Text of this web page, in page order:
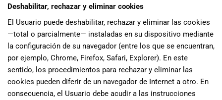
Deshabilitar, rechazar y eliminar cookies
El Usuario puede deshabilitar, rechazar y eliminar las cookies
—total o parcialmente— instaladas en su dispositivo mediante
la configuración de su navegador (entre los que se encuentran,
por ejemplo, Chrome, Firefox, Safari, Explorer). En este
sentido, los procedimientos para rechazar y eliminar las
cookies pueden diferir de un navegador de Internet a otro. En
consecuencia, el Usuario debe acudir a las instrucciones